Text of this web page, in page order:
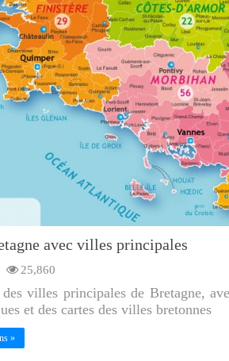
avec villes principales
25,860
villes principales de Bretagne,
et des cartes des villes bretonnes
»